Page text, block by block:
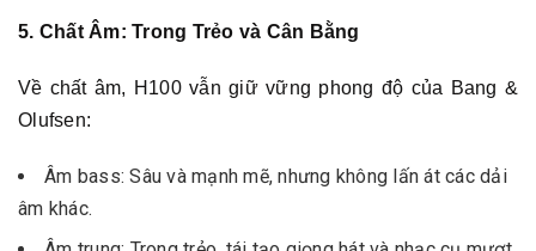
5. Chất Âm: Trong Trẻo và Cân Bằng
Về chất âm, H100 vẫn giữ vững phong độ của Bang &
Olufsen:
Âm bass: Sâu và mạnh mẽ, nhưng không lấn át các dải
âm khác.